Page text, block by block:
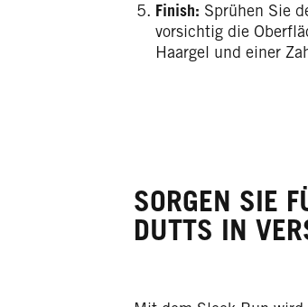
Finish: Sprühen Sie
vorsichtig die
Haargel und einer
SORGEN SIE
DUTTS IN